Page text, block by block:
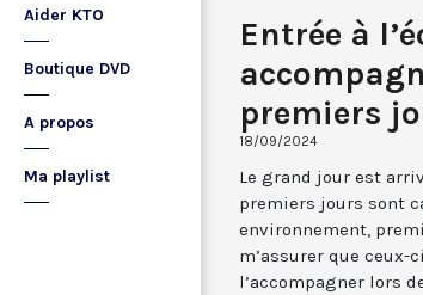
Aider KTO
Boutique DVD
A propos
Ma playlist
Entrée à
premiers
18/09/2024
Le grand jour est
premiers jours sont
environnement,
m’assurer que ceux-
l’accompagner lors